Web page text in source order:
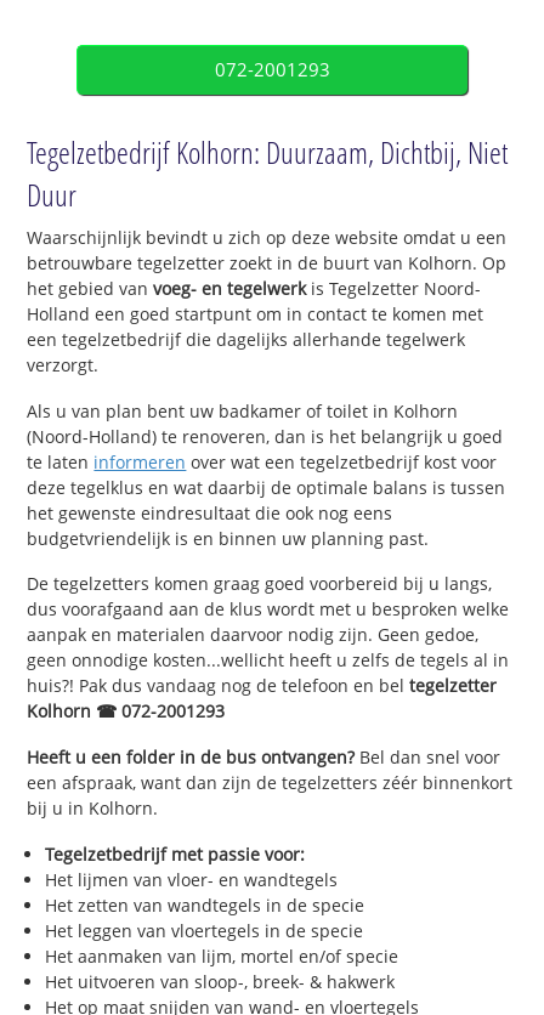
072-2001293
Tegelzetbedrijf Kolhorn: Duurzaam, Dichtbij, Niet
Duur
Waarschijnlijk bevindt u zich op deze website omdat u een
betrouwbare tegelzetter zoekt in de buurt van Kolhorn. Op
het gebied van voeg- en tegelwerkis Tegelzetter Noord-
Holland een goed startpunt om in contact te komen met
een tegelzetbedrijf die dagelijks allerhande tegelwerk
verzorgt.
Als u van plan bent uw badkamer of toilet in Kolhorn
(Noord-Holland) te renoveren, dan is het belangrijk u goed
te laten informeren over wat een tegelzetbedrijf kost voor
deze tegelklus en wat daarbij de optimale balans is tussen
het gewenste eindresultaat die ook nog eens
budgetvriendelijk is en binnen uw planning past.
De tegelzetters komen graag goed voorbereid bij u langs,
dus voorafgaand aan de klus wordt met u besproken welke
aanpak en materialen daarvoor nodig zijn. Geen gedoe,
geen onnodige kosten...wellicht heeft u zelfs de tegels al in
huis?! Pak dus vandaag nog de telefoon en beltegelzetter
Kolhorn ☎ 072-2001293
Heeft u een folder in de bus ontvangen?Bel dan snel voor
een afspraak, want dan zijn de tegelzetters zéér binnenkort
bij u in Kolhorn.
Tegelzetbedrijf met passie voor:
Het lijmen van vloer- en wandtegels
Het zetten van wandtegels in de specie
Het leggen van vloertegels in de specie
Het aanmaken van lijm, mortel en/of specie
Het uitvoeren van sloop-, breek- & hakwerk
Het op maat snijden van wand- en vloertegels